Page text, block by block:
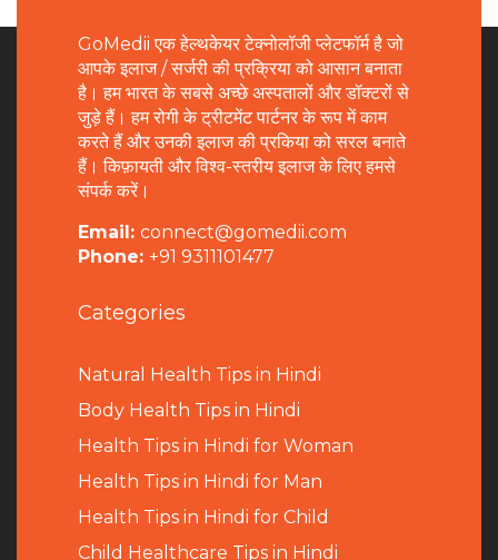
GoMedii एक हेल्थकेयर टेक्नोलॉजी प्लेटफॉर्म है जो
आपके इलाज / सर्जरी की प्रक्रिया को आसान बनाता
है। हम भारत के सबसे अच्छे अस्पतालों और डॉक्टरों से
जुड़े हैं। हम रोगी के ट्रीटमेंट पार्टनर के रूप में काम
करते हैं और उनकी इलाज की प्रकिया को सरल बनाते
हैं। किफ़ायती और विश्व-स्तरीय इलाज के लिए हमसे
संपर्क करें।
Email: connect@gomedii.com
Phone: +91 9311101477
Categories
Natural Health Tips in Hindi
Body Health Tips in Hindi
Health Tips in Hindi for Woman
Health Tips in Hindi for Man
Health Tips in Hindi for Child
Child Healthcare Tips in Hindi